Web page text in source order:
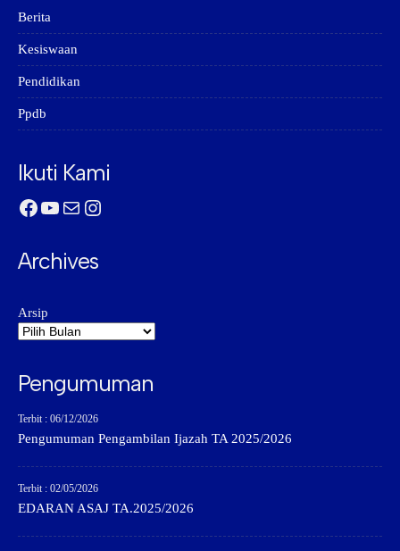
Berita
Kesiswaan
Pendidikan
Ppdb
Ikuti Kami
Facebook
YouTube
MailInstagram
Archives
Arsip
Pengumuman
Terbit : 06/12/2026
Pengumuman Pengambilan Ijazah TA 2025/2026
Terbit : 02/05/2026
EDARAN ASAJ TA.2025/2026